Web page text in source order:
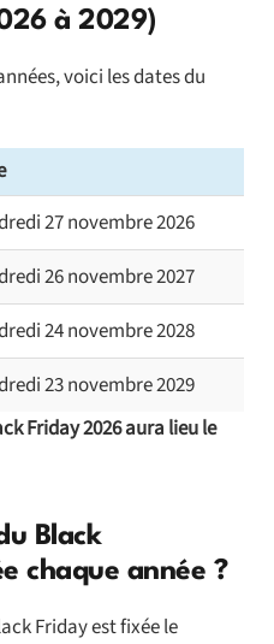
à 2029)
voici les dates du
27 novembre 2026
26 novembre 2027
24 novembre 2028
23 novembre 2029
Friday 2026 aura lieu le
Black
chaque année ?
Friday est fixée le